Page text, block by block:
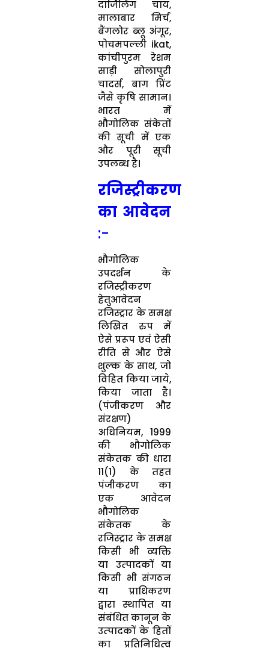
दार्जिलिंग चाय,
मालाबार मिर्च,
बैंगलोर ब्‍लू अंगूर,
पोचमपल्‍ली ikat,
कांचीपुरम रेशम
साड़ी सोलापुरी
चादर्स, बाग प्रिंट
जैसे कृषि सामान।
भारत में
भौगोलिक संकेतों
की सूची में एक
और पूरी सूची
उपलब्‍ध है।
रजिस्‍ट्रीकरण
का आवेदन
:-
भौगोलिक
उपदर्शन के
रजिस्‍ट्रीकरण
हेतुआवेदन
रजिस्‍ट्रार के समक्ष
लिखित रुप में
ऐसे प्ररूप एवं ऐसी
रीति से और ऐसे
शुल्‍क के साथ, जो
विहित किया जाये,
किया जाता है।
(पंजीकरण और
संरक्षण)
अधिनियम, 1999
की भौगोलिक
संकेतक की धारा
11(1) के तहत
पंजीकरण का
एक आवेदन
भौगोलिक
संकेतक के
रजिस्‍ट्रार के समक्ष
किसी भी व्‍यक्ति
या उत्‍पादकों या
किसी भी संगठन
या प्राधिकरण
द्वारा स्‍थापित या
संबंधित कानून के
उत्‍पादकों के हितों
का प्रतिनिधित्‍व